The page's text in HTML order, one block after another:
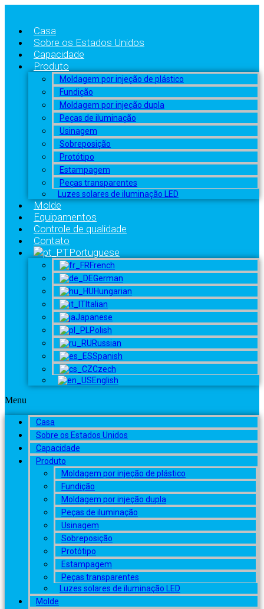
Casa
Sobre os Estados Unidos
Capacidade
Produto
Moldagem por injeção de plástico
Fundição
Moldagem por injeção dupla
Peças de iluminação
Usinagem
Sobreposição
Protótipo
Estampagem
Peças transparentes
Luzes solares de iluminação LED
Molde
Equipamentos
Controle de qualidade
Contato
Portuguese
French
German
Hungarian
Italian
Japanese
Polish
Russian
Spanish
Czech
English
Menu
Casa
Sobre os Estados Unidos
Capacidade
Produto
Moldagem por injeção de plástico
Fundição
Moldagem por injeção dupla
Peças de iluminação
Usinagem
Sobreposição
Protótipo
Estampagem
Peças transparentes
Luzes solares de iluminação LED
Molde